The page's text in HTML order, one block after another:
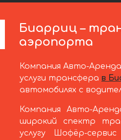
Биарриц –
аэропорта
Компания Авто-
услуги трансфера в
автомобилях с
Компания Авто-
широкий спектр
услугу Шофёр-